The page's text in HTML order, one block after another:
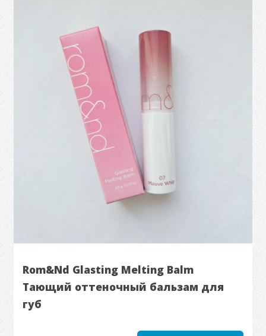
Rom&Nd Glasting Melting Balm
Тающий оттеночный бальзам для
губ